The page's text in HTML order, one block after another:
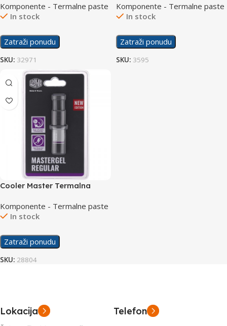
Komponente - Termalne paste
In stock
Zatraži ponudu
SKU: 32971
Komponente - Termalne paste
In stock
Zatraži ponudu
SKU: 3595
Cooler Master Termalna
Komponente - Termalne paste
In stock
Zatraži ponudu
SKU: 28804
Lokacija Telefon